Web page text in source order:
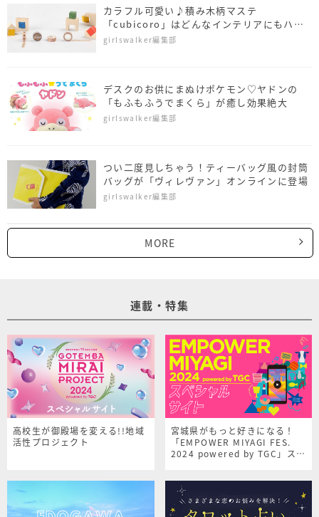
カラフル可愛い♪積み木柄マステ
「cubicoro」はどんなインテリアにもハマ
る
girlswalker編集部
デスクのお供にまぬけポケモン♡ヤドンの
「もふもふうでまくら」が癒し効果絶大
girlswalker編集部
つい二度見しちゃう！ティーバッグ風の封筒
バッグが「ヴィレヴァン」オンラインに登場
girlswalker編集部
MORE
連載・特集
高校生が御殿場を変える!!地域
活性プロジェクト
宮城県がもっと好きになる！
「EMPOWER MIYAGI FES.
2024 powered by TGC」スペ